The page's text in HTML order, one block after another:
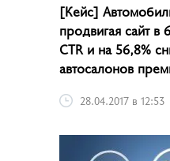
[Кейс]
продвигая сайт в
CTR и на 56,8%
автосалонов
28.04.2017 в 12:53